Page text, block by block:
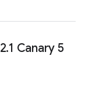
2.1 Canary 5